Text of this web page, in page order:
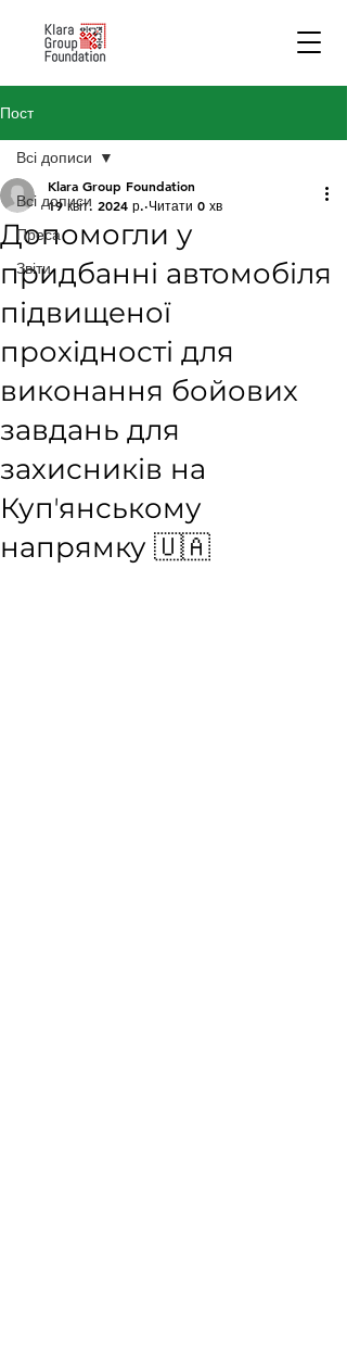
Пост
Всі дописи
Преса
Звіти
Всі дописи
Допомогли у
придбанні автомобіля
підвищеної
прохідності для
виконання бойових
завдань для
захисників на
Купʼянському
напрямку 🇺🇦
Klara Group Foundation
19 квіт. 2024 р. Читати 0 хв